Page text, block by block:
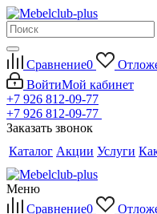
Сравнение0
ВойтиМой кабинет
+7 926 812-09-77
+7 926 812-09-77
Заказать звонок
Каталог Акции Услуги
Меню
Сравнение0